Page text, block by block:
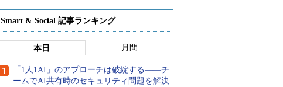
Smart & Social 記事ランキング
本日 月間
「1人1AI」のアプローチは破綻する――チ
ームでAI共有時のセキュリティ問題を解決